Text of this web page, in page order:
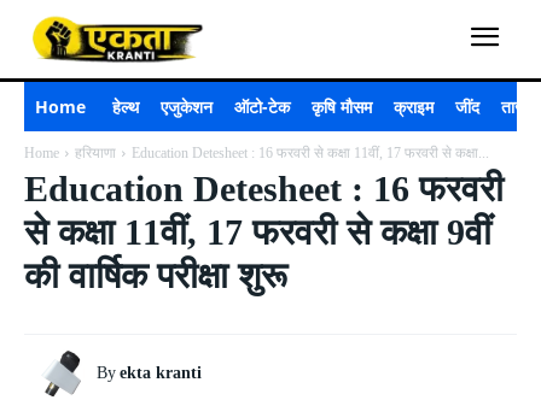
Home हेल्थ एजुकेशन ऑटो-टेक कृषि मौसम क्राइम जींद ताजा
Home हरियाणा Education Detesheet : 16 फरवरी से कक्षा 11वीं, 17 फरवरी से कक्षा...
Education Detesheet : 16 फरवरी
से कक्षा 11वीं, 17 फरवरी से कक्षा 9वीं
की वार्षिक परीक्षा शुरू
By ekta kranti